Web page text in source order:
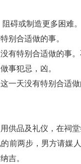
碍或制造更多困难。
别合适做的事。
有特别合适做的事。
事犯忌，凶。
一天没有特别合适做
供品及礼仪，在祠
前两步，男方请媒
吉。